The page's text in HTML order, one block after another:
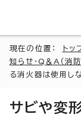
現在の位置： トッ
知らせ・Q＆A（消防
る消火器は使用し
サビや変